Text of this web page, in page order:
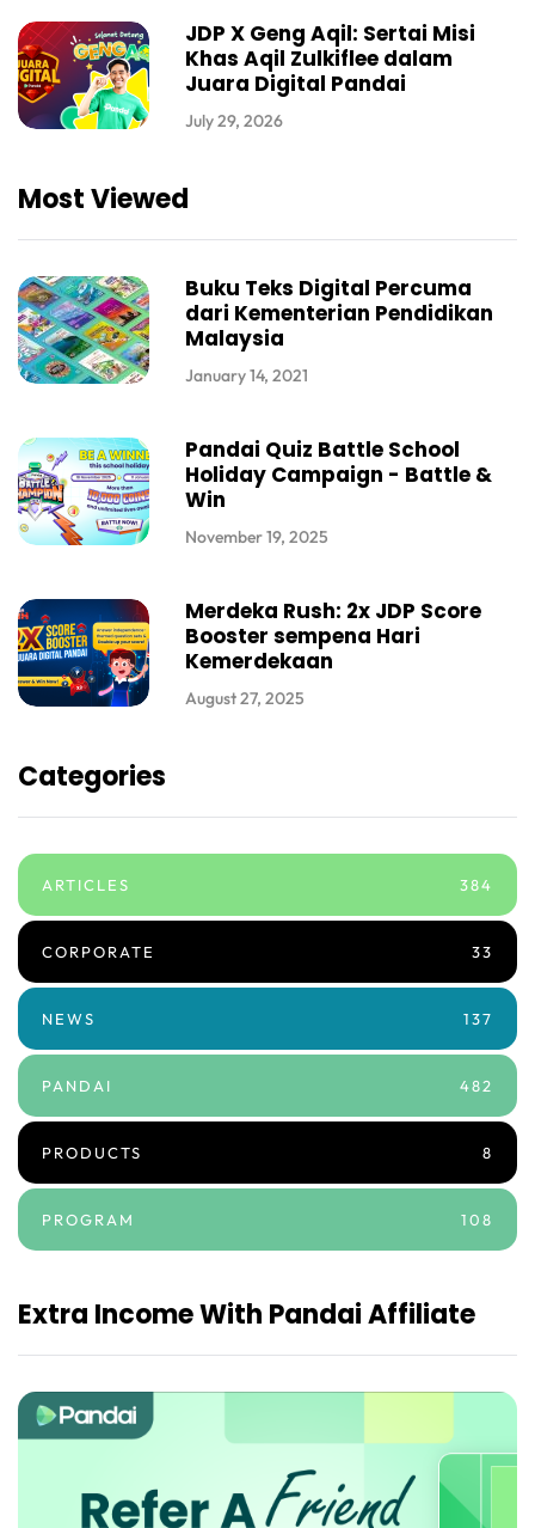
JDP X Geng Aqil: Sertai Misi
Khas Aqil Zulkiflee dalam
Juara Digital Pandai
July 29, 2026
Most Viewed
Buku Teks Digital Percuma
dari Kementerian Pendidikan
Malaysia
January 14, 2021
Pandai Quiz Battle School
Holiday Campaign - Battle &
Win
November 19, 2025
Merdeka Rush: 2x JDP Score
Booster sempena Hari
Kemerdekaan
August 27, 2025
Categories
ARTICLES 384
CORPORATE 33
NEWS 137
PANDAI 482
PRODUCTS 8
PROGRAM 108
Extra Income With Pandai Affiliate